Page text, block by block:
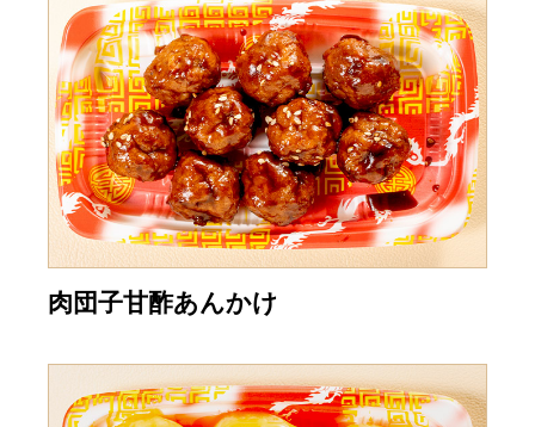
肉団子甘酢あんかけ